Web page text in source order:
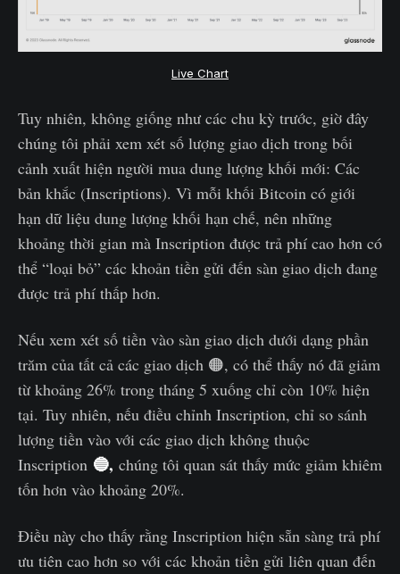
Live Chart
Tuy nhiên, không giống như các chu kỳ trước, giờ đây
chúng tôi phải xem xét số lượng giao dịch trong bối
cảnh xuất hiện người mua dung lượng khối mới: Các
bản khắc (Inscriptions). Vì mỗi khối Bitcoin có giới
hạn dữ liệu dung lượng khối hạn chế, nên những
khoảng thời gian mà Inscription được trả phí cao hơn có
thể “loại bỏ” các khoản tiền gửi đến sàn giao dịch đang
được trả phí thấp hơn.
Nếu xem xét số tiền vào sàn giao dịch dưới dạng phần
trăm của tất cả các giao dịch 🟠, có thể thấy nó đã giảm
từ khoảng 26% trong tháng 5 xuống chỉ còn 10% hiện
tại. Tuy nhiên, nếu điều chỉnh Inscription, chỉ so sánh
lượng tiền vào với các giao dịch không thuộc
Inscription 🔵, chúng tôi quan sát thấy mức giảm khiêm
tốn hơn vào khoảng 20%.
Điều này cho thấy rằng Inscription hiện sẵn sàng trả phí
ưu tiên cao hơn so với các khoản tiền gửi liên quan đến